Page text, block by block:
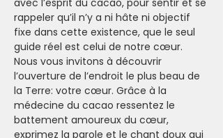
avec l’esprit du cacao, pour sentir et se
rappeler qu’il n’y a ni hâte ni objectif
fixe dans cette existence, que le seul
guide réel est celui de notre cœur.
Nous vous invitons à découvrir
l’ouverture de l’endroit le plus beau de
la Terre: votre cœur. Grâce à la
médecine du cacao ressentez le
battement amoureux du cœur,
exprimez la parole et le chant doux qui